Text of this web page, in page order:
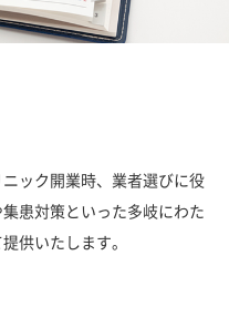
ック開業時、業者選びに役
患対策といった多岐にわた
供いたします。